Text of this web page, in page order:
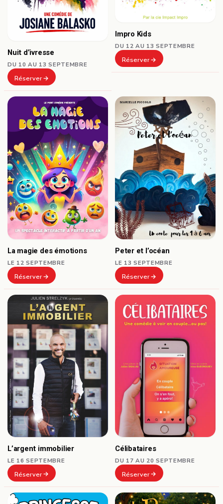
Nuit d’ivresse
DU 10 AU 13 SEPTEMBRE
Réserver
Impro Kids
DU 12 AU 13 SEPTEMBRE
Réserver
La magie des émotions
LE 12 SEPTEMBRE
Réserver
Peter et l’océan
LE 13 SEPTEMBRE
Réserver
L’argent immobilier
LE 16 SEPTEMBRE
Réserver
Célibataires
DU 17 AU 20 SEPTEMBRE
Réserver